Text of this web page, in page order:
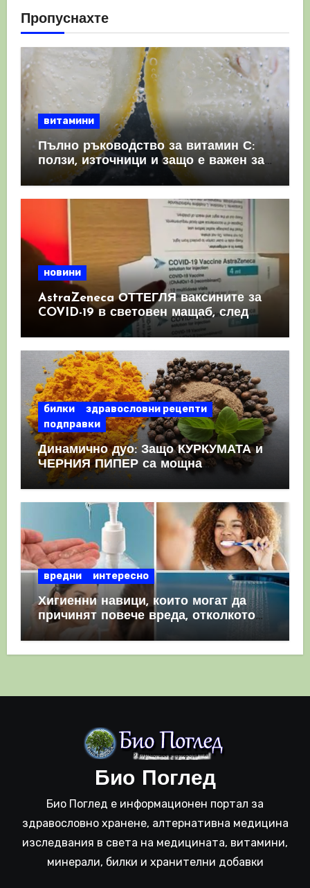
Пропуснахте
витамини
Пълно ръководство за витамин С:
ползи, източници и защо е важен за
имунната система
новини
AstraZeneca ОТТЕГЛЯ ваксините за
COVID-19 в световен мащаб, след
като призна, че те причиняват
КРЪВНИ съсиреци
билки
здравословни рецепти
подправки
Динамично дуо: Защо КУРКУМАТА и
ЧЕРНИЯ ПИПЕР са мощна
комбинация
вредни интересно
Хигиенни навици, които могат да
причинят повече вреда, отколкото
полза
Био Поглед
Био Поглед е информационен портал за
здравословно хранене, алтернативна медицина
изследвания в света на медицината, витамини,
минерали, билки и хранителни добавки